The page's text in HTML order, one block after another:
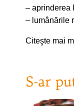
– aprinderea
– lumânările
Citeşte mai
S-ar